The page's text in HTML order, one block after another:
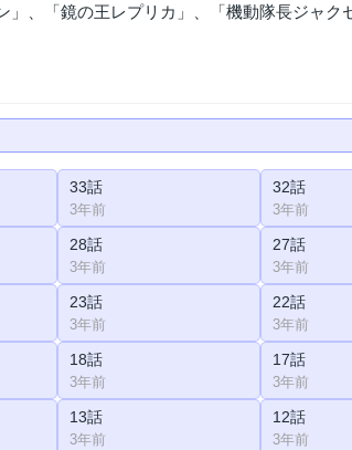
」、「鏡の王レプリカ」、「機動隊長ジャ
33話
3年前
32話
3年前
28話
3年前
27話
3年前
23話
3年前
22話
3年前
18話
3年前
17話
3年前
13話
3年前
12話
3年前